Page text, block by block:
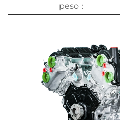
peso：